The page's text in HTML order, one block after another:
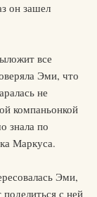
он зашел
все
Эми, что
не
компаньонкой
знала по
Маркуса.
Эми,
с ней